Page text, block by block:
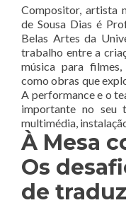
Compositor, artista
de Sousa Dias é
Belas Artes da
trabalho entre a
música para
como obras que
A performance e o
importante no seu
multimédia,
À Mesa
Os
de